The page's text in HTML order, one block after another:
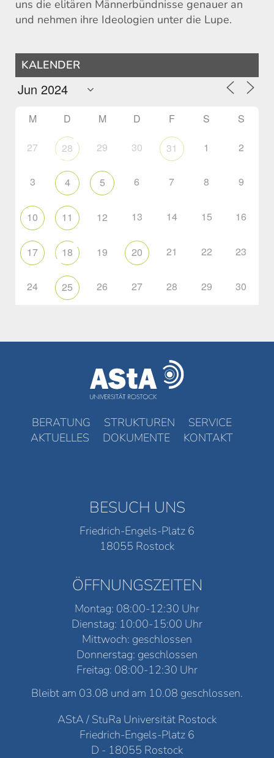
uns die elitären Männerbündnisse genauer an
und nehmen ihre Ideologien unter die Lupe.
KALENDER
M D M D F S S
27 28 29 30 31 1 2
3 4 5 6 7 8 9
10 11 12 13 14 15 16
17 18 19 20 21 22 23
24 25 26 27 28 29 30
BERATUNG STRUKTUREN
SERVICE
AKTUELLES
DOKUMENTE KONTAKT
BESUCH UNS
Friedrich-Engels-Platz 6
18055 Rostock
ÖFFNUNGSZEITEN
Montag: 08:00-12:30 Uhr
Dienstag: 10:00-15:00 Uhr
Mittwoch: geschlossen
Donnerstag: geschlossen
Freitag: 08:00-12:30 Uhr
Bleibt am 03.08 und am 10.08 geschlossen.
AStA / StuRa Universität Rostock
Friedrich-Engels-Platz 6
D - 18055 Rostock